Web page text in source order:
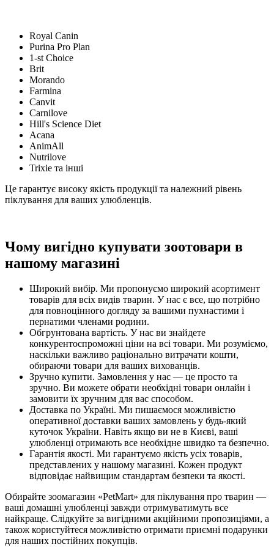
Royal Canin
Purina Pro Plan
1-st Choice
Brit
Morando
Farmina
Canvit
Carnilove
Hill's Science Diet
Acana
AnimAll
Nutrilove
Trixie та інші
Це гарантує високу якість продукції та належний рівень
піклування для ваших улюбленців.
Чому вигідно купувати зоотовари в
нашому магазині
Широкий вибір. Ми пропонуємо широкий асортимент
товарів для всіх видів тварин. У нас є все, що потрібно
для повноцінного догляду за вашими пухнастими і
пернатими членами родини.
Обгрунтована вартість. У нас ви знайдете
конкурентоспроможні ціни на всі товари. Ми розуміємо,
наскільки важливо раціонально витрачати кошти,
обираючи товари для ваших вихованців.
Зручно купити. Замовлення у нас — це просто та
зручно. Ви можете обрати необхідні товари онлайн і
замовити їх зручним для вас способом.
Доставка по Україні. Ми пишаємося можливістю
оперативної доставки ваших замовлень у будь-який
куточок України. Навіть якщо ви не в Києві, ваші
улюбленці отримають все необхідне швидко та безпечно.
Гарантія якості. Ми гарантуємо якість усіх товарів,
представлених у нашому магазині. Кожен продукт
відповідає найвищим стандартам безпеки та якості.
Обирайте зоомагазин «PetMart» для піклування про тварин —
ваші домашні улюбленці завжди отримуватимуть все
найкраще. Слідкуйте за вигідними акційними пропозиціями, а
також користуйтеся можливістю отримати приємні подарунки
для наших постійних покупців.